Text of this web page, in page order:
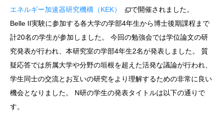
エネルギー加速器研究機構（KEK）
で開催されました。
Belle II実験に参加する各大学の学部4年生から博士後期課程まで
計20名の学生が参加しました。 今回の勉強会では学位論文の研
究発表が行われ、本研究室の学部4年生2名が発表しました。 質
疑応答では所属大学や分野の垣根を超えた活発な議論が行われ、
学生同士の交流とお互いの研究をより理解するための非常に良い
機会となりました。 N研の学生の発表タイトルは以下の通りで
す。